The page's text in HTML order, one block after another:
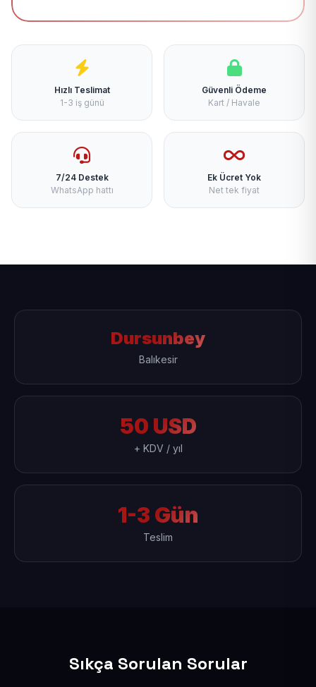
Hızlı Teslimat
1-3 iş günü
Güvenli Ödeme
Kart / Havale
7/24 Destek
WhatsApp hattı
Ek Ücret Yok
Net tek fiyat
Dursunbey
Balıkesir
50 USD
+ KDV / yıl
1-3 Gün
Teslim
Sıkça Sorulan Sorular